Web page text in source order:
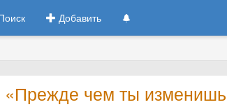
Добавить
«Прежде чем ты